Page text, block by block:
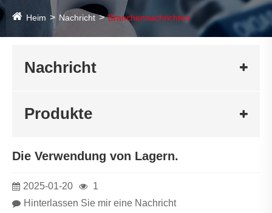
Heim Nachricht Branchennachrichten
Nachricht
Produkte
Die Verwendung von Lagern.
2025-01-20
1
Hinterlassen Sie mir eine Nachricht